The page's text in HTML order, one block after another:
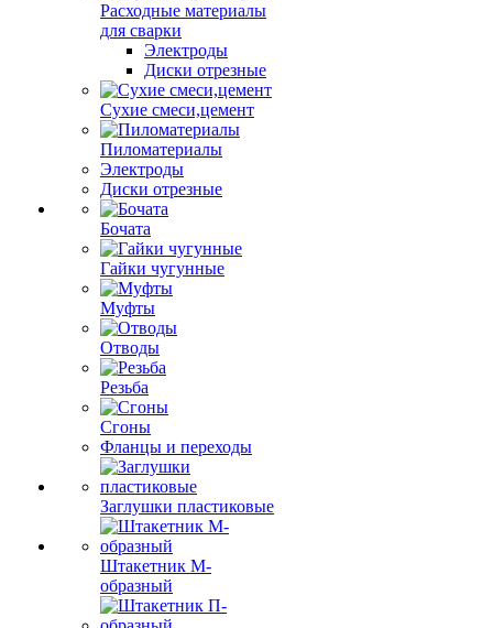
Расходные материалы
для сварки
Электроды
Диски отрезные
Сухие смеси,цемент
Пиломатериалы
Электроды
Диски отрезные
Бочата
Гайки чугунные
Муфты
Отводы
Резьба
Сгоны
Фланцы и переходы
Заглушки пластиковые
Штакетник М-
образный